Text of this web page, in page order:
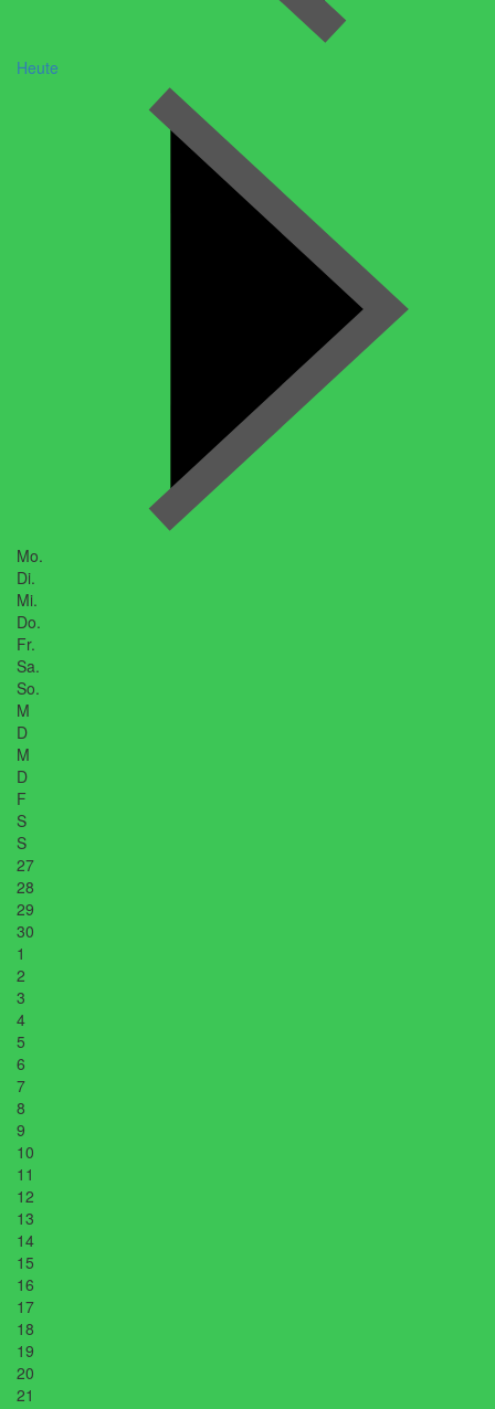
Heute
Mo.
Di.
Mi.
Do.
Fr.
Sa.
So.
M
D
M
D
F
S
S
27
28
29
30
1
2
3
4
5
6
7
8
9
10
11
12
13
14
15
16
17
18
19
20
21